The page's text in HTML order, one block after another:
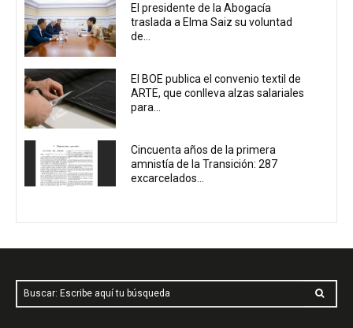
El presidente de la Abogacía
traslada a Elma Saiz su voluntad
de...
El BOE publica el convenio textil de
ARTE, que conlleva alzas salariales
para...
Cincuenta años de la primera
amnistía de la Transición: 287
excarcelados...
Buscar: Escribe aquí tu búsqueda